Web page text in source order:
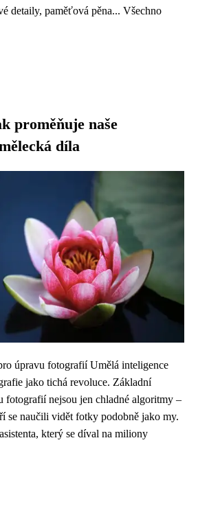
detaily, paměťová pěna... Všechno
proměňuje naše
díla
úpravu fotografií Umělá inteligence
jako tichá revoluce. Základní
fotografií nejsou jen chladné algoritmy –
se naučili vidět fotky podobně jako my.
který se díval na miliony